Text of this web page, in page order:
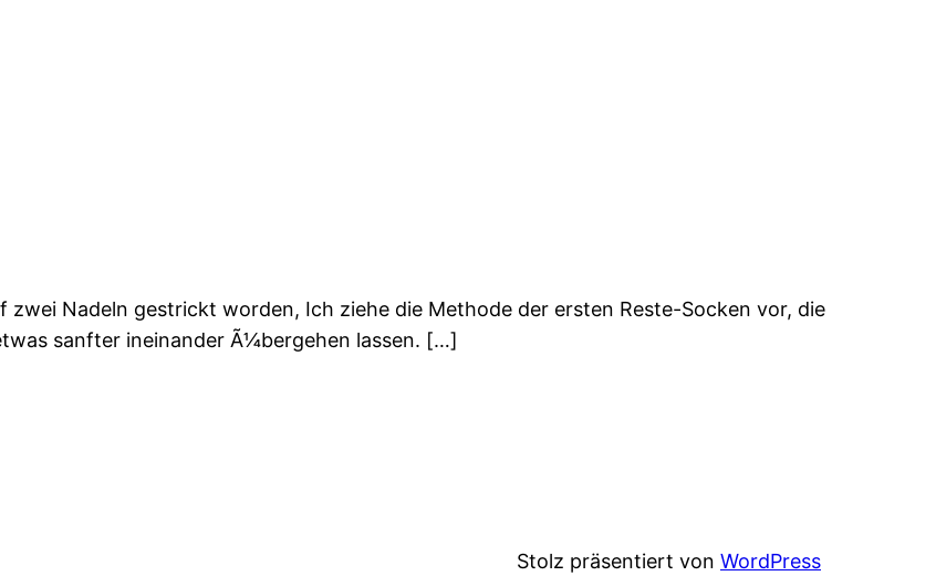
Nadeln gestrickt worden, Ich ziehe die Methode der ersten Reste-Socken vor, die
sanfter ineinander Ã¼bergehen lassen. […]
Stolz präsentiert von WordPress